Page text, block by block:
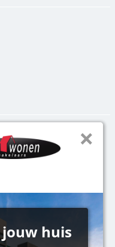
van cookies
Door deze